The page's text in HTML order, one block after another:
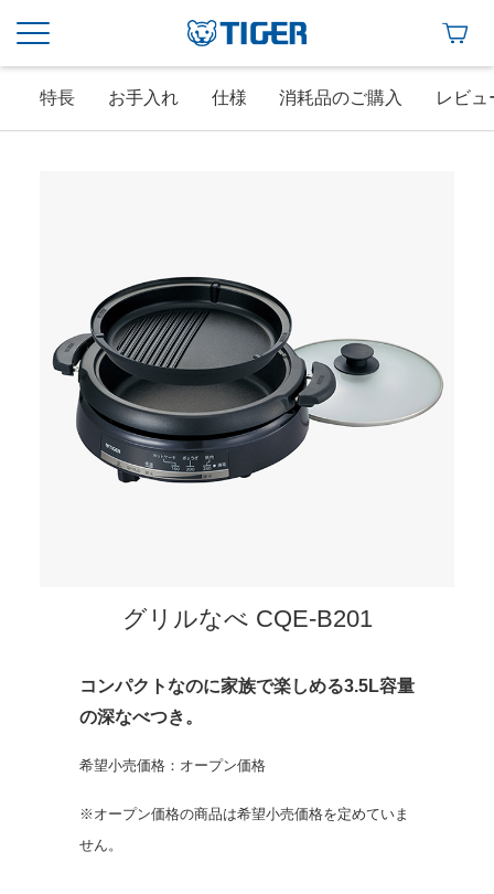
特長 お手入れ 仕様 消耗品のご購入 レビュ
グリルなべ CQE-B201
コンパクトなのに家族で楽しめる3.5L容量
の深なべつき。
希望小売価格：オープン価格
※オープン価格の商品は希望小売価格を定めていま
せん。